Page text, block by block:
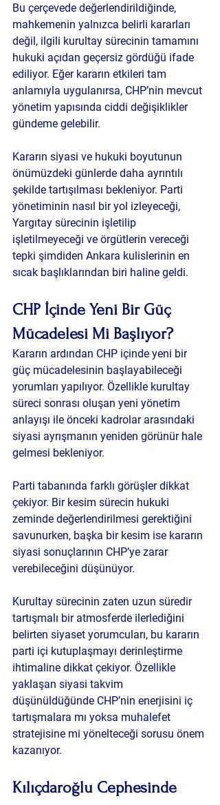
Bu çerçevede değerlendirildiğinde,
mahkemenin yalnızca belirli kararları
değil, ilgili kurultay sürecinin tamamını
hukuki açıdan geçersiz gördüğü ifade
ediliyor. Eğer kararın etkileri tam
anlamıyla uygulanırsa, CHP’nin mevcut
yönetim yapısında ciddi değişiklikler
gündeme gelebilir.
Kararın siyasi ve hukuki boyutunun
önümüzdeki günlerde daha ayrıntılı
şekilde tartışılması bekleniyor. Parti
yönetiminin nasıl bir yol izleyeceği,
Yargıtay sürecinin işletilip
işletilmeyeceği ve örgütlerin vereceği
tepki şimdiden Ankara kulislerinin en
sıcak başlıklarından biri haline geldi.
CHP İçinde Yeni Bir Güç
Mücadelesi Mi Başlıyor?
Kararın ardından CHP içinde yeni bir
güç mücadelesinin başlayabileceği
yorumları yapılıyor. Özellikle kurultay
süreci sonrası oluşan yeni yönetim
anlayışı ile önceki kadrolar arasındaki
siyasi ayrışmanın yeniden görünür hale
gelmesi bekleniyor.
Parti tabanında farklı görüşler dikkat
çekiyor. Bir kesim sürecin hukuki
zeminde değerlendirilmesi gerektiğini
savunurken, başka bir kesim ise kararın
siyasi sonuçlarının CHP’ye zarar
verebileceğini düşünüyor.
Kurultay sürecinin zaten uzun süredir
tartışmalı bir atmosferde ilerlediğini
belirten siyaset yorumcuları, bu kararın
parti içi kutuplaşmayı derinleştirme
ihtimaline dikkat çekiyor. Özellikle
yaklaşan siyasi takvim
düşünüldüğünde CHP’nin enerjisini iç
tartışmalara mı yoksa muhalefet
stratejisine mi yönelteceği sorusu önem
kazanıyor.
Kılıçdaroğlu Cephesinde